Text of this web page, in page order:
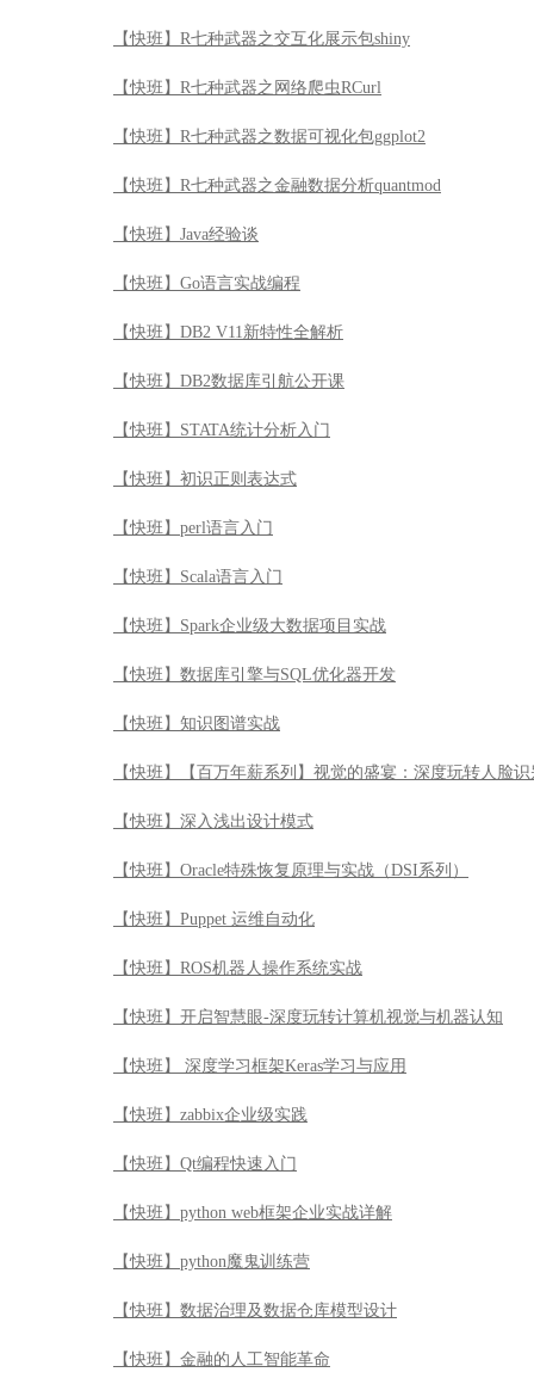
【快班】R七种武器之交互化展示包shiny
【快班】R七种武器之网络爬虫RCurl
【快班】R七种武器之数据可视化包ggplot2
【快班】R七种武器之金融数据分析quantmod
【快班】Java经验谈
【快班】Go语言实战编程
【快班】DB2 V11新特性全解析
【快班】DB2数据库引航公开课
【快班】STATA统计分析入门
【快班】初识正则表达式
【快班】perl语言入门
【快班】Scala语言入门
【快班】Spark企业级大数据项目实战
【快班】数据库引擎与SQL优化器开发
【快班】知识图谱实战
【快班】【百万年薪系列】视觉的盛宴：深度玩转人脸识
【快班】深入浅出设计模式
【快班】Oracle特殊恢复原理与实战（DSI系列）
【快班】Puppet 运维自动化
【快班】ROS机器人操作系统实战
【快班】开启智慧眼-深度玩转计算机视觉与机器认知
【快班】 深度学习框架Keras学习与应用
【快班】zabbix企业级实践
【快班】Qt编程快速入门
【快班】python web框架企业实战详解
【快班】python魔鬼训练营
【快班】数据治理及数据仓库模型设计
【快班】金融的人工智能革命